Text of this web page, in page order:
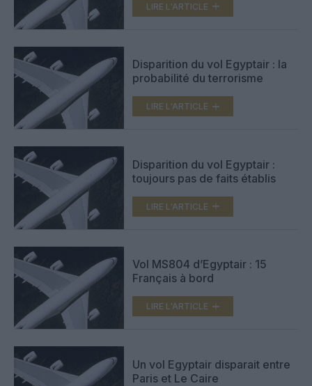
LIRE L'ARTICLE
Disparition du vol Egyptair : la
probabilité du terrorisme
LIRE L'ARTICLE
Disparition du vol Egyptair :
toujours pas de faits établis
LIRE L'ARTICLE
Vol MS804 d’Egyptair : 15
Français à bord
LIRE L'ARTICLE
Un vol Egyptair disparait entre
Paris et Le Caire